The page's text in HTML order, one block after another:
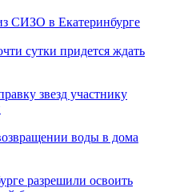
СИЗО в Екатеринбурге
сутки придется ждать
звезд участнику
воды в дома
разрешили освоить